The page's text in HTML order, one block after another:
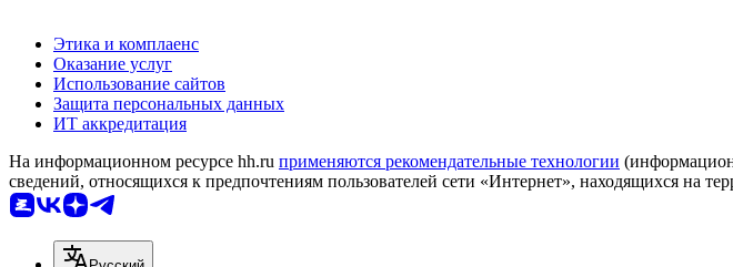
Этика и комплаенс
Оказание услуг
Использование сайтов
Защита персональных данных
ИТ аккредитация
На информационном ресурсе hh.ru применяются рекомендательные технологии
сведений, относящихся к предпочтениям пользователей сети «Интернет», находящихся на